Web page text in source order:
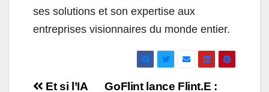
ses solutions et son expertise aux
entreprises visionnaires du monde entier.
GoFlint lance Flint.E :
Et si l’IA